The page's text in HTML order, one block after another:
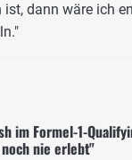
dann wäre ich
im Formel-1-
nie erlebt"